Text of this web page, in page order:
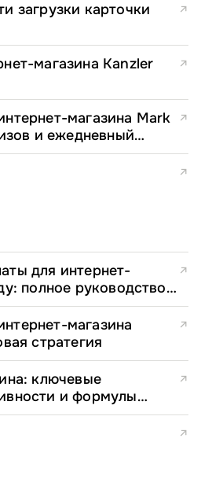
загрузки карточки
↗
магазина Kanzler
↗
магазина Mark
и ежедневный
↗
↗
для интернет-
полное руководство
↗
магазина
стратегия
↗
ключевые
и формулы
↗
↗